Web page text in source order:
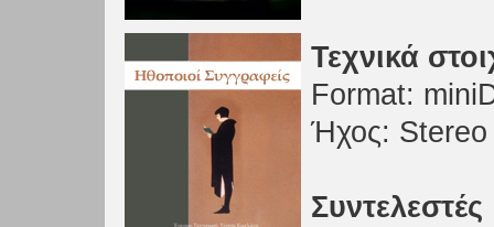
Τεχνικά
Format:
Ήχος: Stereo
Συντελεστές